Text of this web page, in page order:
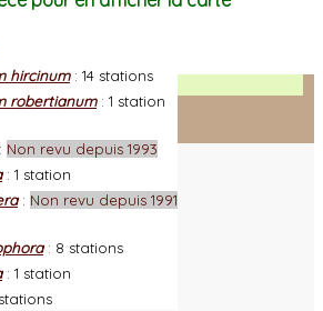
hircinum: 14 stations
robertianum: 1 station
Non revu depuis 1993
: 1 station
: Non revu depuis 1991
: 8 stations
: 1 station